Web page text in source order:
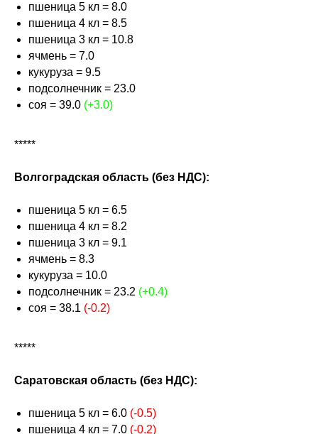
пшеница 5 кл = 8.0
пшеница 4 кл = 8.5
пшеница 3 кл = 10.8
ячмень = 7.0
кукуруза = 9.5
подсолнечник = 23.0
соя = 39.0 (+3.0)
*****
Волгоградская область (без НДС):
пшеница 5 кл = 6.5
пшеница 4 кл = 8.2
пшеница 3 кл = 9.1
ячмень = 8.3
кукуруза = 10.0
подсолнечник = 23.2 (+0.4)
соя = 38.1 (-0.2)
*****
Саратовская область (без НДС):
пшеница 5 кл = 6.0 (-0.5)
пшеница 4 кл = 7.0 (-0.2)